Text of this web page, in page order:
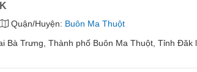
Quận/Huyện: Buôn Ma Thuột
Bà Trưng, Thành phố Buôn Ma Thuột, Tỉnh Đăk